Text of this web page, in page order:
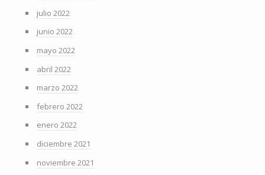
julio 2022
junio 2022
mayo 2022
abril 2022
marzo 2022
febrero 2022
enero 2022
diciembre 2021
noviembre 2021